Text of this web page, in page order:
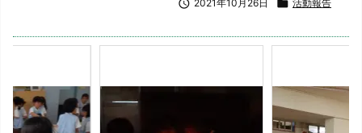
 2021年10月26日  活動報告